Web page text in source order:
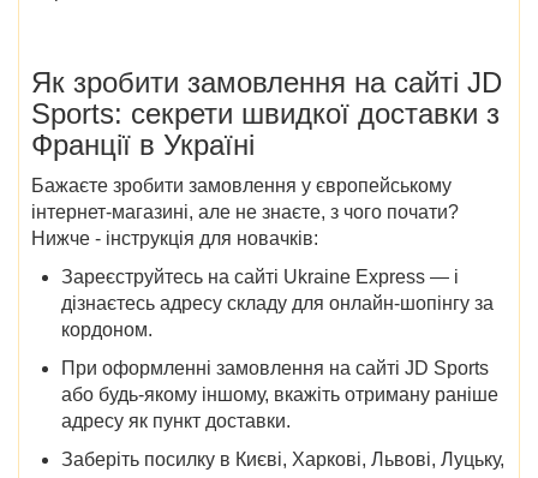
Як зробити замовлення насайті JD
Sports: секрети швидкої доставки з
Франції в Україні
Бажаєте зробити замовлення у європейському
інтернет-магазині, але не знаєте, з чого почати?
Нижче - інструкція для новачків:
Зареєструйтесь на сайті Ukraine Express — і
дізнаєтесь адресу складу для онлайн-шопінгу за
кордоном.
При оформленні замовлення на сайті JD Sports
або будь-якому іншому, вкажіть отриману раніше
адресу як пункт доставки.
Заберіть посилку в Києві, Харкові, Львові, Луцьку,